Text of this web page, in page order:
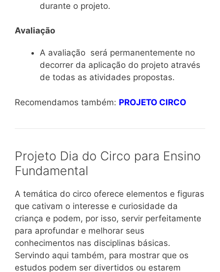
durante o projeto.
Avaliação
A avaliação será permanentemente no
decorrer da aplicação do projeto através
de todas as atividades propostas.
Recomendamos também: PROJETO CIRCO
Projeto Dia do Circo para Ensino
Fundamental
A temática do circo oferece elementos e figuras
que cativam o interesse e curiosidade da
criança e podem, por isso, servir perfeitamente
para aprofundar e melhorar seus
conhecimentos nas disciplinas básicas.
Servindo aqui também, para mostrar que os
estudos podem ser divertidos ou estarem